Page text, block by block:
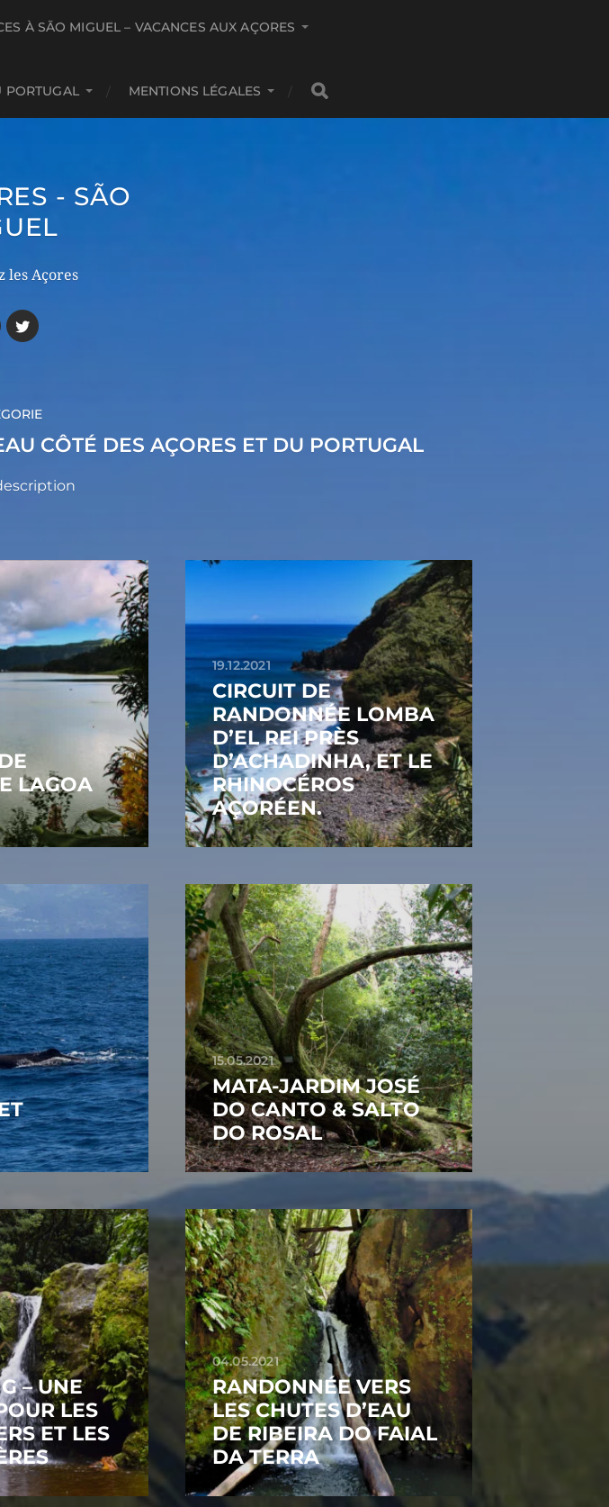
À SÃO MIGUEL – VACANCES AUX AÇORES
PORTUGAL MENTIONS LÉGALES
- SÃO
les Açores
CÔTÉ DES AÇORES ET DU PORTUGAL
LAGOA
19.12.2021
CIRCUIT DE
RANDONNÉE LOMBA
D’EL REI PRÈS
D’ACHADINHA, ET LE
RHINOCÉROS
AÇORÉEN.
15.05.2021
MATA-JARDIM JOSÉ
DO CANTO & SALTO
DO ROSAL
– UNE
LES
ET LES
04.05.2021
RANDONNÉE VERS
LES CHUTES D’EAU
DE RIBEIRA DO FAIAL
DA TERRA